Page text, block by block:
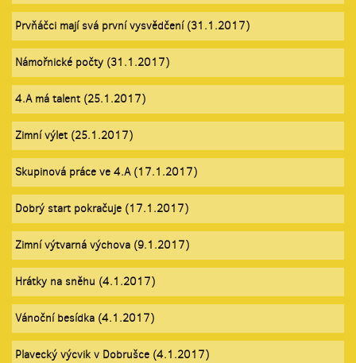
Prvňáčci mají svá první vysvědčení (31.1.2017)
Námořnické počty (31.1.2017)
4.A má talent (25.1.2017)
Zimní výlet (25.1.2017)
Skupinová práce ve 4.A (17.1.2017)
Dobrý start pokračuje (17.1.2017)
Zimní výtvarná výchova (9.1.2017)
Hrátky na sněhu (4.1.2017)
Vánoční besídka (4.1.2017)
Plavecký výcvik v Dobrušce (4.1.2017)